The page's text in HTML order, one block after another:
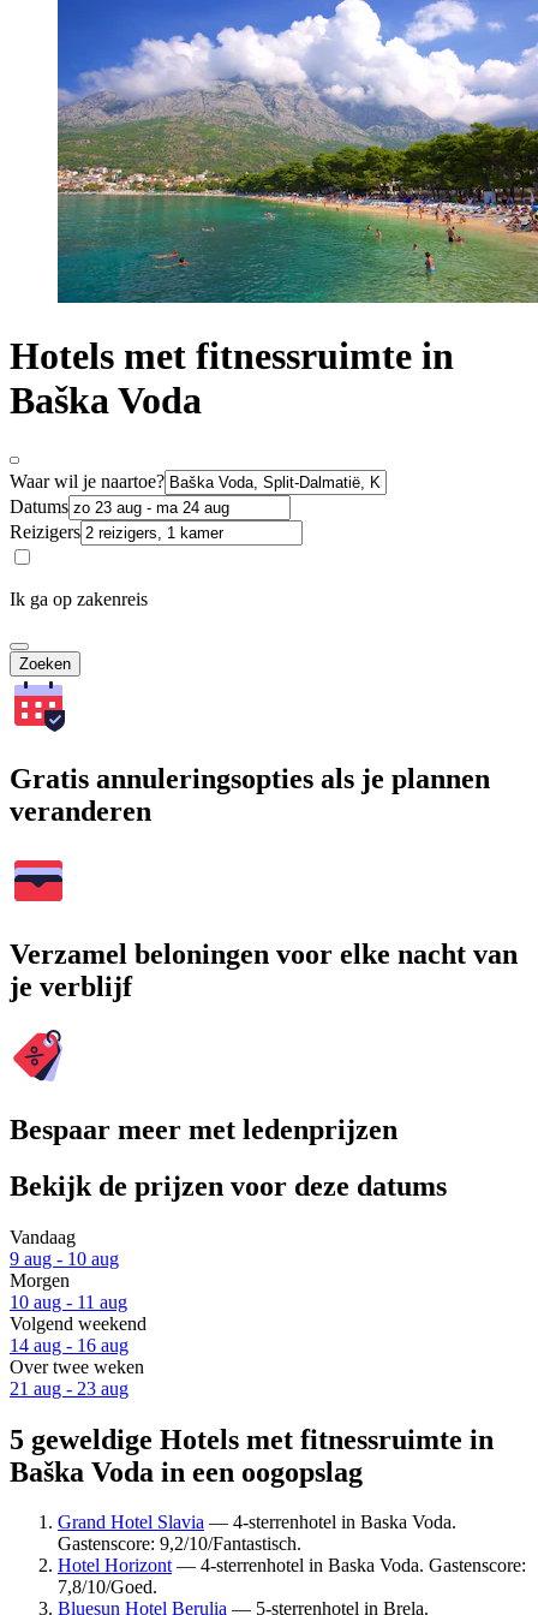
Hotels met fitnessruimte in
Baška Voda
Waar wil je naartoe?
Datums
Reizigers
Ik ga op zakenreis
Zoeken
Gratis annuleringsopties als je plannen
veranderen
Verzamel beloningen voor elke nacht van
je verblijf
Bespaar meer met ledenprijzen
Bekijk de prijzen voor deze datums
Vandaag
9 aug - 10 aug
Morgen
10 aug - 11 aug
Volgend weekend
14 aug - 16 aug
Over twee weken
21 aug - 23 aug
5 geweldige Hotels met fitnessruimte in
Baška Voda in een oogopslag
Grand Hotel Slavia — 4-sterrenhotel in Baska Voda.
Gastenscore: 9,2/10/Fantastisch.
Hotel Horizont— 4-sterrenhotel in Baska Voda. Gastenscore:
7,8/10/Goed.
Bluesun Hotel Berulia — 5-sterrenhotel in Brela.